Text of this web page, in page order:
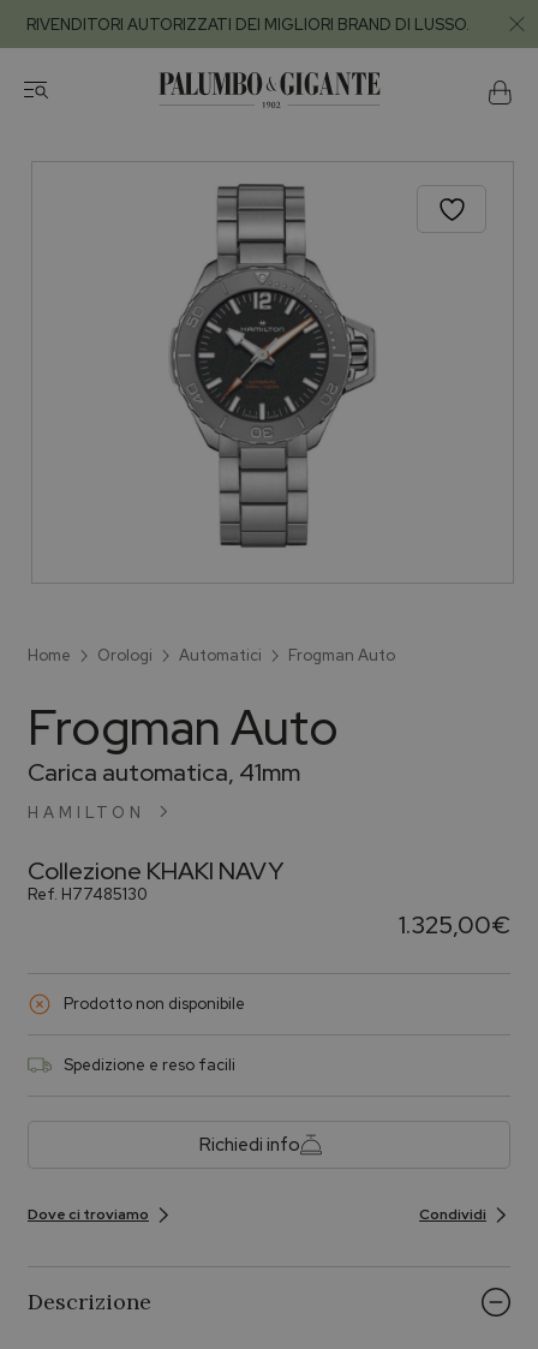
RIVENDITORI AUTORIZZATI DEI MIGLIORI BRAND DI LUSSO.
Home Orologi Automatici Frogman Auto
HAMILTON
Frogman Auto
Carica automatica, 41mm
Collezione KHAKI NAVY
Ref. H77485130
1.325,00€
Prodotto non disponibile
Spedizione e reso facili
Richiedi info
Dove ci troviamo Condividi
Descrizione